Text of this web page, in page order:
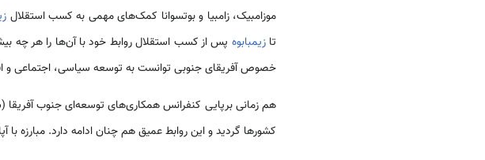
موزامبیک، زامبیا و بوتسوانا کمک‌های مهمی به کسب استقلال
تازیمبابوه پس از کسب استقلال روابط خود با آن‌ها را هر چه
خصوص آفریقای جنوبی توانست به توسعه سیاسی، اجتماعی و
هم زمانی برپایی کنفرانس همکاری‌های توسعه‌ای جنوب آفریقا
کشورها گردید و این روابط عمیق هم چنان ادامه دارد. مبارزه